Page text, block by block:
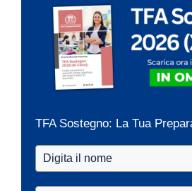
TFA Sostegno: La Tua